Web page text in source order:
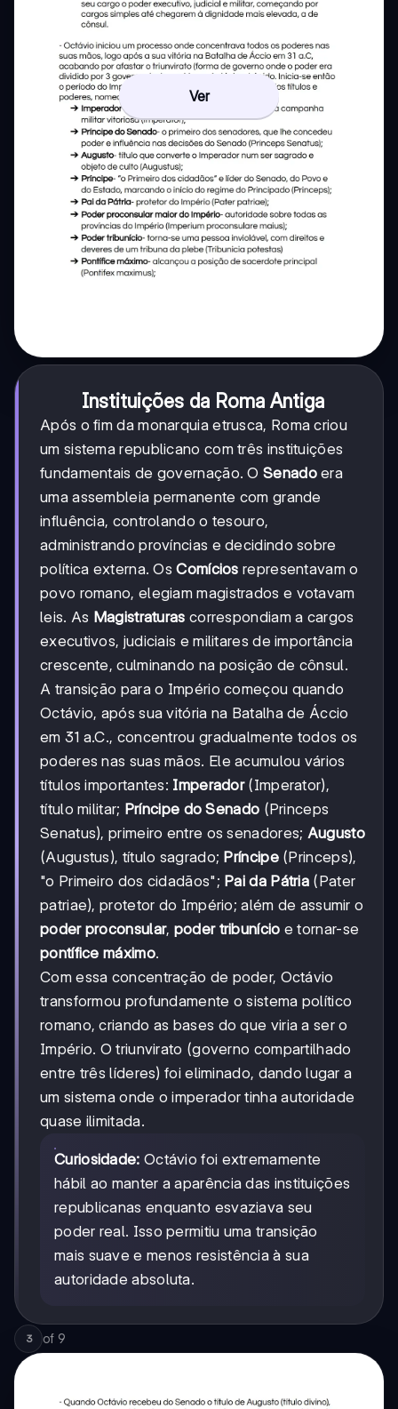
Ver
Instituições da Roma Antiga
Após o fim da monarquia etrusca, Roma criou
um sistema republicano com três instituições
fundamentais de governação. OSenadoera
uma assembleia permanente com grande
influência, controlando o tesouro,
administrando províncias e decidindo sobre
política externa. OsComícios representavam o
povo romano, elegiam magistrados e votavam
leis. As Magistraturas correspondiam a cargos
executivos, judiciais e militares de importância
crescente, culminando na posição de cônsul.
A transição para o Império começou quando
Octávio, após sua vitória na Batalha de Áccio
em 31 a.C., concentrou gradualmente todos os
poderes nas suas mãos. Ele acumulou vários
títulos importantes: Imperador(Imperator),
título militar; Príncipe do Senado (Princeps
Senatus), primeiro entre os senadores; Augusto
(Augustus), título sagrado; Príncipe(Princeps),
"o Primeiro dos cidadãos"; Pai da Pátria (Pater
patriae), protetor do Império; além de assumir o
poder proconsular, poder tribunício e tornar-se
pontífice máximo.
Com essa concentração de poder, Octávio
transformou profundamente o sistema político
romano, criando as bases do que viria a ser o
Império. O triunvirato (governo compartilhado
entre três líderes) foi eliminado, dando lugar a
um sistema onde o imperador tinha autoridade
quase ilimitada.
Curiosidade: Octávio foi extremamente
hábil ao manter a aparência das instituições
republicanas enquanto esvaziava seu
poder real. Isso permitiu uma transição
mais suave e menos resistência à sua
autoridade absoluta.
3 of 9